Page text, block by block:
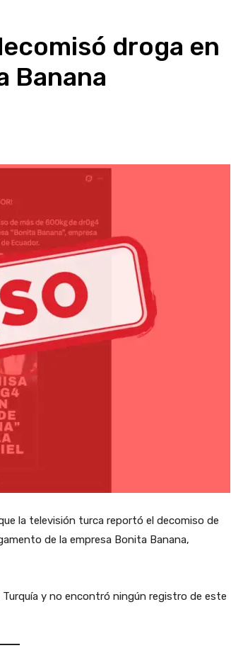
droga en
Banana
la televisión turca reportó el decomiso de
de la empresa Bonita Banana,
y no encontró ningún registro de este